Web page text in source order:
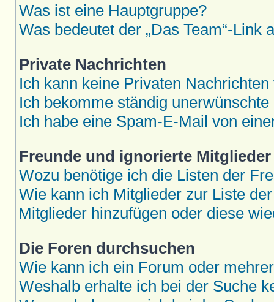
Was ist eine Hauptgruppe?
Was bedeutet der „Das Team“-Link
Private Nachrichten
Ich kann keine Privaten
Ich bekomme ständig
Ich habe eine Spam-E-Mail von
Freunde und ignorierte Mitglieder
Wozu benötige ich die Listen der
Wie kann ich Mitglieder zur Liste
Mitglieder hinzufügen oder diese
Die Foren durchsuchen
Wie kann ich ein Forum oder
Weshalb erhalte ich bei der Suche